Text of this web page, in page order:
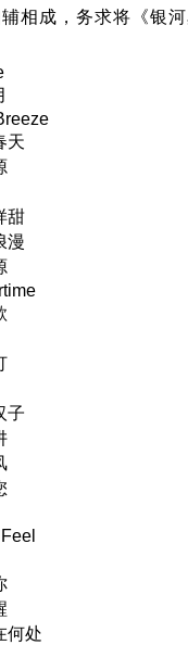
相成，务求将《银
天
甜
漫
子
何处